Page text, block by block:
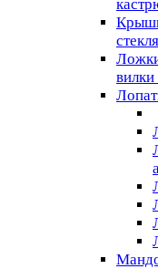
вилки